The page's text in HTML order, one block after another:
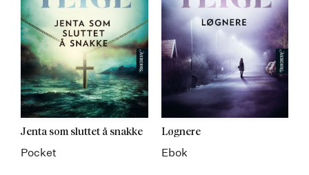
Jenta som sluttet å snakke
Pocket
Løgnere
Ebok